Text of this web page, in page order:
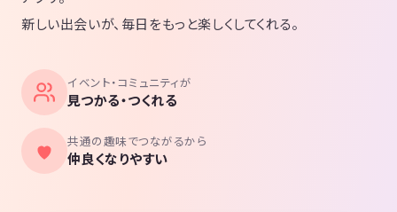
新しい出会いが、毎日をもっと楽しくしてくれる。
イベント・コミュニティが
見つかる・つくれる
共通の趣味でつながるから
仲良くなりやすい